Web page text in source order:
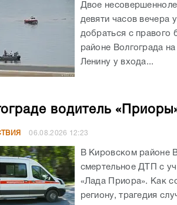
Двое
девяти часов вечера
добраться с правого
районе Волгограда
Ленину у входа...
водитель
06.08.2026 12:23
В Кировском районе
смертельное ДТП с
«Лада Приора». Как
региону, трагедия